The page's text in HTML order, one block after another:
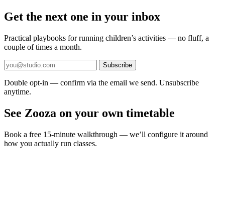
Get the next one in your inbox
Practical playbooks for running children’s activities — no fluff, a
couple of times a month.
Subscribe
Double opt-in — confirm via the email we send. Unsubscribe
anytime.
See Zooza on your own timetable
Book a free 15-minute walkthrough — we’ll configure it around
how you actually run classes.